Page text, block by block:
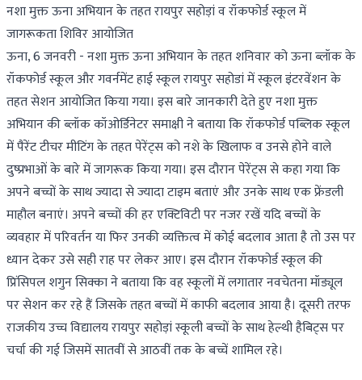
नशा मुक्त ऊना अभियान के तहत रायपुर सहोड़ां व रॉकफोर्ड स्कूल में
जागरूकता शिविर आयोजित
ऊना, 6 जनवरी - नशा मुक्त ऊना अभियान के तहत शनिवार को ऊना ब्लॉक के
रॉकफोर्ड स्कूल और गवर्नमेंट हाई स्कूल रायपुर सहोडां में स्कूल इंटरवेंशन के
तहत सेशन आयोजित किया गया। इस बारे जानकारी देते हुए नशा मुक्त
अभियान की ब्लॉक कॉओर्डिनेटर समाक्षी ने बताया कि रॉकफोर्ड पब्लिक स्कूल
में पैरेंट टीचर मीटिंग के तहत पेरेंट्स को नशे के खिलाफ व उनसे होने वाले
दुष्प्रभाओं के बारे में जागरूक किया गया। इस दौरान पेरेंट्स से कहा गया कि
अपने बच्चों के साथ ज्यादा से ज्यादा टाइम बताएं और उनके साथ एक फ्रेंडली
माहौल बनाएं। अपने बच्चों की हर एक्टिविटी पर नजर रखें यदि बच्चों के
व्यवहार में परिवर्तन या फिर उनकी व्यक्तित्व में कोई बदलाव आता है तो उस पर
ध्यान देकर उसे सही राह पर लेकर आए। इस दौरान रॉकफोर्ड स्कूल की
प्रिंसिपल शगुन सिक्का ने बताया कि वह स्कूलों में लगातार नवचेतना मॉड्यूल
पर सेशन कर रहे हैं जिसके तहत बच्चों में काफी बदलाव आया है। दूसरी तरफ
राजकीय उच्च विद्यालय रायपुर सहोड़ां स्कूली बच्चों के साथ हेल्थी हैबिट्स पर
चर्चा की गई जिसमें सातवीं से आठवीं तक के बच्चें शामिल रहे।